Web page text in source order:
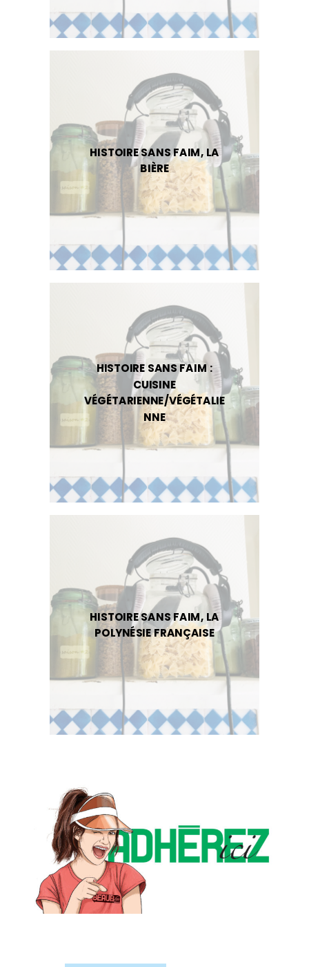
HISTOIRE SANS FAIM, LA
BIÈRE
HISTOIRE SANS FAIM :
CUISINE
VÉGÉTARIENNE/VÉGÉTALIE
NNE
HISTOIRE SANS FAIM, LA
POLYNÉSIE FRANÇAISE